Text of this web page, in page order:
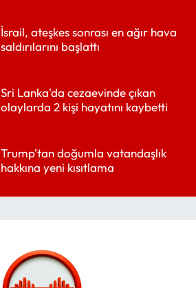
İsrail, ateşkes sonrası en ağır hava
saldırılarını başlattı
Sri Lanka'da cezaevinde çıkan
olaylarda 2 kişi hayatını kaybetti
Trump'tan doğumla vatandaşlık
hakkına yeni kısıtlama